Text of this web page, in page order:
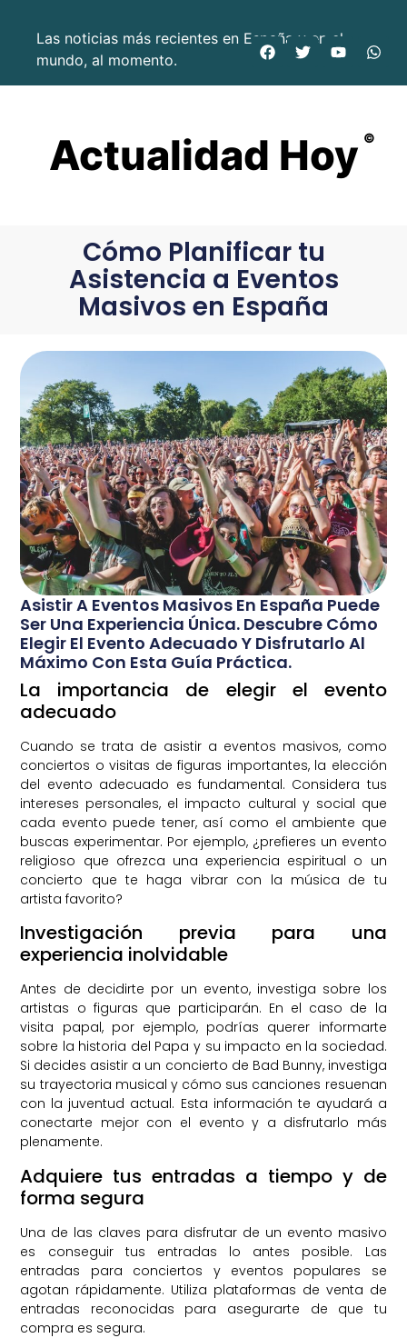
Las noticias más recientes en España y en el
mundo, al momento.
Actualidad Hoy ©
Cómo Planificar tu
Asistencia a Eventos
Masivos en España
Asistir A Eventos Masivos En España Puede
Ser Una Experiencia Única. Descubre Cómo
Elegir El Evento Adecuado Y Disfrutarlo Al
Máximo Con Esta Guía Práctica.
La importancia de elegir el evento
adecuado
Cuando se trata de asistir a eventos masivos, como
conciertos o visitas de figuras importantes, la elección
del evento adecuado es fundamental. Considera tus
intereses personales, el impacto cultural y social que
cada evento puede tener, así como el ambiente que
buscas experimentar. Por ejemplo, ¿prefieres un evento
religioso que ofrezca una experiencia espiritual o un
concierto que te haga vibrar con la música de tu
artista favorito?
Investigación previa para una
experiencia inolvidable
Antes de decidirte por un evento, investiga sobre los
artistas o figuras que participarán. En el caso de la
visita papal, por ejemplo, podrías querer informarte
sobre la historia del Papa y su impacto en la sociedad.
Si decides asistir a un concierto de Bad Bunny, investiga
su trayectoria musical y cómo sus canciones resuenan
con la juventud actual. Esta información te ayudará a
conectarte mejor con el evento y a disfrutarlo más
plenamente.
Adquiere tus entradas a tiempo y de
forma segura
Una de las claves para disfrutar de un evento masivo
es conseguir tus entradas lo antes posible. Las
entradas para conciertos y eventos populares se
agotan rápidamente. Utiliza plataformas de venta de
entradas reconocidas para asegurarte de que tu
compra es segura.